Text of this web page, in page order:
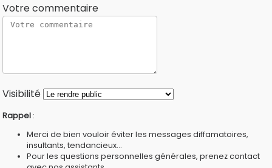
Votre commentaire
Visibilité
Rappel :
Merci de bien vouloir éviter les messages diffamatoires,
insultants, tendancieux...
Pour les questions personnelles générales, prenez contact